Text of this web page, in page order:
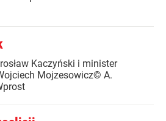
Kaczyński i minister
Mojzesowicz© A.